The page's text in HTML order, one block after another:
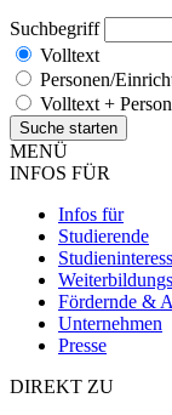
Suchbegriff
Volltext
Personen/
Volltext +
MENÜ
INFOS FÜR
Infos für
Studierende
Fördernde &
Unternehmen
Presse
DIREKT ZU